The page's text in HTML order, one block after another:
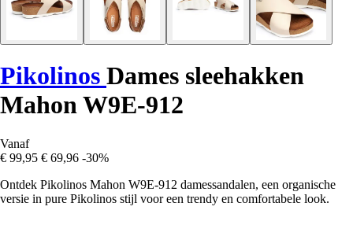
Pikolinos Dames sleehakken
Mahon W9E-912
Vanaf
€ 99,95 € 69,96 -30%
Ontdek Pikolinos Mahon W9E-912 damessandalen, een organische
versie in pure Pikolinos stijl voor een trendy en comfortabele look.